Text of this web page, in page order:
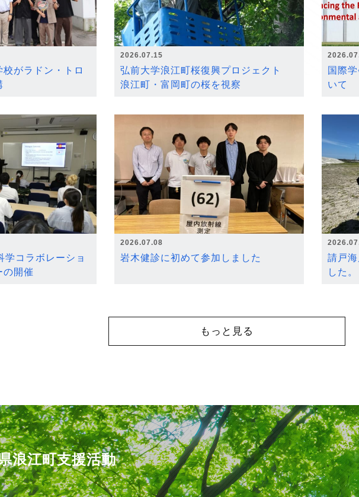
校がラドン・トロ
2026.07.15
弘前大学浪江町桜復興プロジェクト
浪江町・富岡町の桜を視察
国際
いて
学コラボレーショ
の開催
2026.07.08
岩木健診に初めて参加しました
請戸
した。
もっと見る
浪江町支援活動